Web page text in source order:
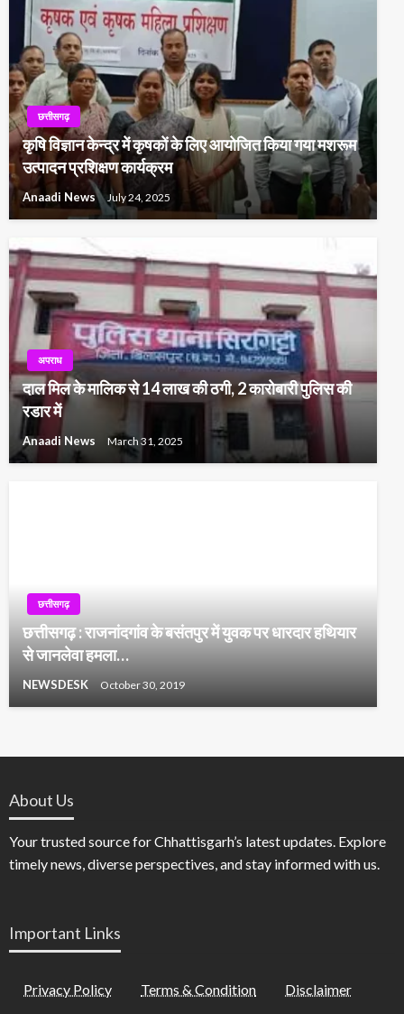
छत्तीसगढ़
कृषि विज्ञान केन्द्र में कृषकों के लिए आयोजित किया गया मशरूम
उत्पादन प्रशिक्षण कार्यक्रम
Anaadi News July 24, 2025
अपराध
दाल मिल के मालिक से 14 लाख की ठगी, 2 कारोबारी पुलिस की
रडार में
Anaadi News March 31, 2025
छत्तीसगढ़
छत्तीसगढ़ : राजनांदगांव के बसंतपुर में युवक पर धारदार हथियार
से जानलेवा हमला…
NEWSDESK October 30, 2019
About Us
Your trusted source for Chhattisgarh’s latest updates. Explore
timely news, diverse perspectives, and stay informed with us.
Important Links
Privacy Policy Terms & Condition Disclaimer